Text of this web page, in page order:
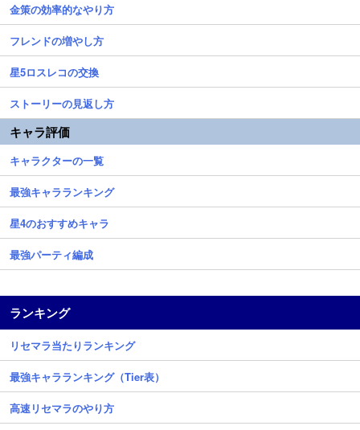
金策の効率的なやり方
フレンドの増やし方
星5ロスレコの交換
ストーリーの見返し方
キャラ評価
キャラクターの一覧
最強キャラランキング
星4のおすすめキャラ
最強パーティ編成
ランキング
リセマラ当たりランキング
最強キャラランキング（Tier表）
高速リセマラのやり方